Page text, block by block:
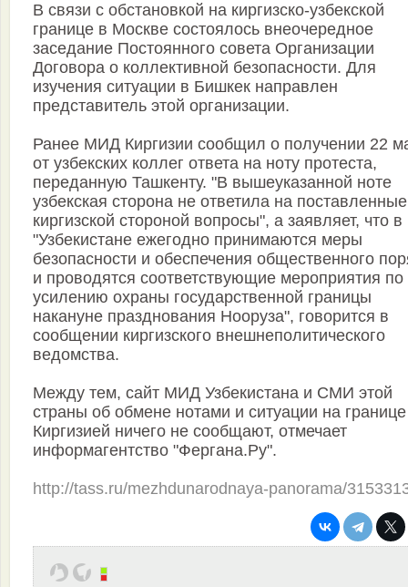
В связи с обстановкой на киргизско-узбекской
границе в Москве состоялось внеочередное
заседание Постоянного совета Организации
Договора о коллективной безопасности. Для
изучения ситуации в Бишкек направлен
представитель этой организации.
Ранее МИД Киргизии сообщил о получении 22
от узбекских коллег ответа на ноту протеста,
переданную Ташкенту. "В вышеуказанной ноте
узбекская сторона не ответила на поставленные
киргизской стороной вопросы", а заявляет, что в
"Узбекистане ежегодно принимаются меры
безопасности и обеспечения общественного
и проводятся соответствующие мероприятия по
усилению охраны государственной границы
накануне празднования Нооруза", говорится в
сообщении киргизского внешнеполитического
ведомства.
Между тем, сайт МИД Узбекистана и СМИ этой
страны об обмене нотами и ситуации на
Киргизией ничего не сообщают, отмечает
информагентство "Фергана.Ру".
http://tass.ru/mezhdunarodnaya-panorama/